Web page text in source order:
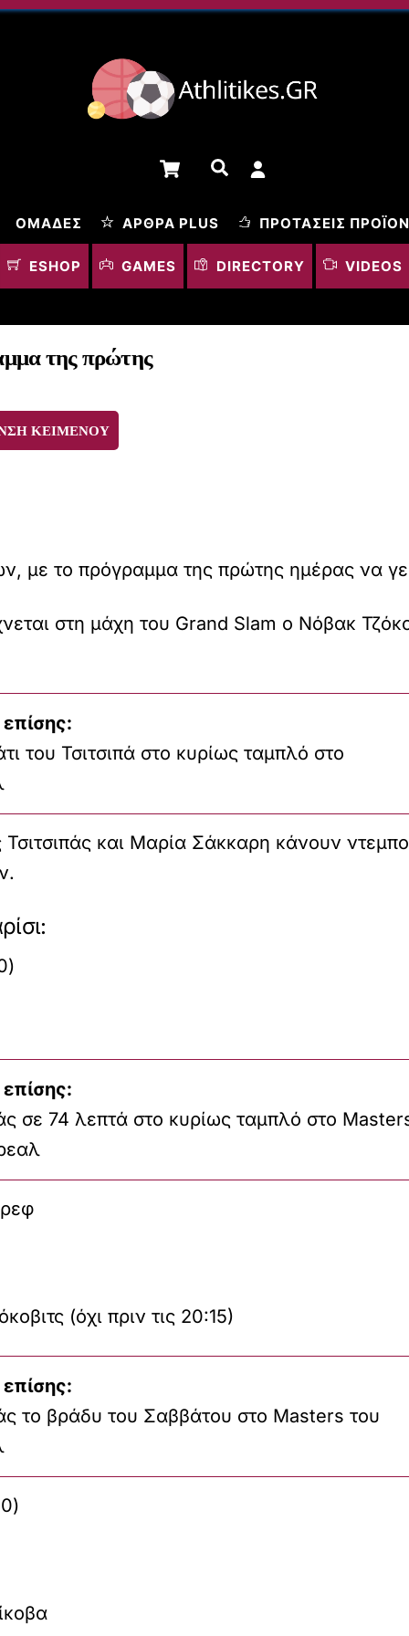
Cart Αναζήτηση
ΟΜΆΔΕΣ ΆΡΘΡΑ PLUS ΠΡΟΤΆΣΕΙΣ
ESHOP GAMES DIRECTORY VIDEOS
της πρώτης
ΚΕΙΜΕΝΟΥ
με το πρόγραμμα της πρώτης ημέρας να
στη μάχη του Grand Slam ο Νόβακ
του Τσιτσιπά στο κυρίως ταμπλό στο
και Μαρία Σάκκαρη κάνουν
σε 74 λεπτά στο κυρίως ταμπλό στο
(όχι πριν τις 20:15)
το βράδυ του Σαββάτου στο Masters του